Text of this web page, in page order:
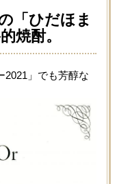
「ひだほま
焼酎。
2021」でも芳醇な